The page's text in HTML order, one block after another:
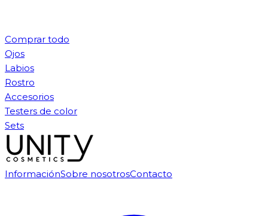
Comprar todo
Ojos
Labios
Rostro
Accesorios
Testers de color
Sets
InformaciónSobre nosotrosContacto